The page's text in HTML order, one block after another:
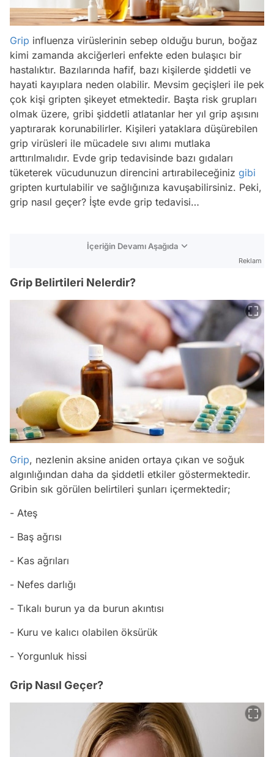
Grip influenza virüslerinin sebep olduğu burun, boğaz
kimi zamanda akciğerleri enfekte eden bulaşıcı bir
hastalıktır. Bazılarında hafif, bazı kişilerde şiddetli ve
hayati kayıplara neden olabilir. Mevsim geçişleri ile pek
çok kişi gripten şikeyet etmektedir. Başta risk grupları
olmak üzere, gribi şiddetli atlatanlar her yıl grip aşısını
yaptırarak korunabilirler. Kişileri yataklara düşürebilen
grip virüsleri ile mücadele sıvı alımı mutlaka
arttırılmalıdır. Evde grip tedavisinde bazı gıdaları
tüketerek vücudunuzun direncini artırabileceğiniz gibi
gripten kurtulabilir ve sağlığınıza kavuşabilirsiniz. Peki,
grip nasıl geçer? İşte evde grip tedavisi…
İçeriğin Devamı Aşağıda
Reklam
Grip Belirtileri Nelerdir?
Grip, nezlenin aksine aniden ortaya çıkan ve soğuk
algınlığından daha da şiddetli etkiler göstermektedir.
Gribin sık görülen belirtileri şunları içermektedir;
- Ateş
- Baş ağrısı
- Kas ağrıları
- Nefes darlığı
- Tıkalı burun ya da burun akıntısı
- Kuru ve kalıcı olabilen öksürük
- Yorgunluk hissi
Grip Nasıl Geçer?